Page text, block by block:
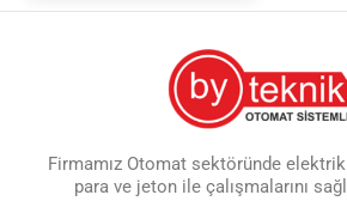
Firmamız Otomat sektöründe
para ve jeton ile çalışmalarını